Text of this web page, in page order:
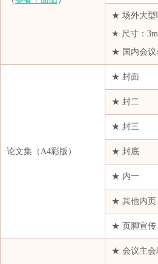
香積研究（香港）有限
新疆中泰聚酯纤维材料有
扬州富威尔复合材料有限
阳煤集团寿阳化工有限责任
逸盛石化
印度信诚工业有限公司上海
友联汇（上海）国际贸易有限
远东新世纪股份有限公
张家港扬子江保税贸易有
浙江倍斯特物产有限公
★ 场外大型
★ 尺寸：
★ 国内会议
论文集（A4彩版）
★ 封面
★ 封二
★ 封三
★ 封底
★ 内一
★ 其他内页
★ 页脚宣传
★ 会议主会